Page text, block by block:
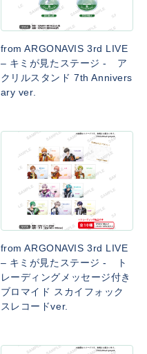
from ARGONAVIS 3rd LIVE
– キミが見たステージ - ア
クリルスタンド 7th Annivers
ary ver.
from ARGONAVIS 3rd LIVE
– キミが見たステージ - ト
レーディングメッセージ付き
ブロマイド スカイフォック
スレコードver.